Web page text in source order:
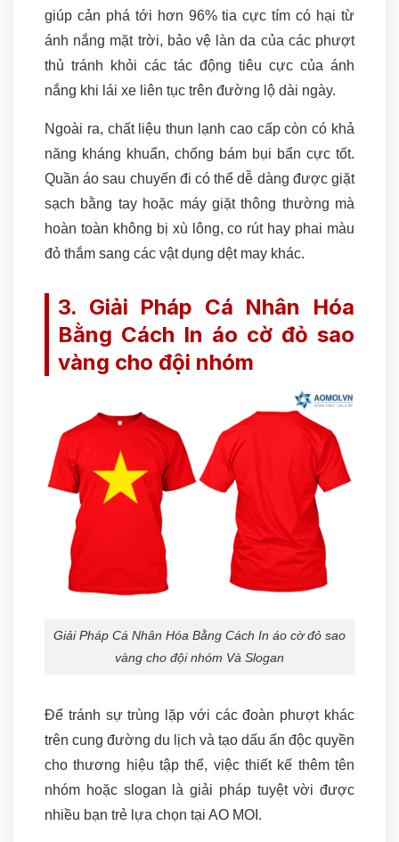
giúp cản phá tới hơn 96% tia cực tím có hại từ
ánh nắng mặt trời, bảo vệ làn da của các phượt
thủ tránh khỏi các tác động tiêu cực của ánh
nắng khi lái xe liên tục trên đường lộ dài ngày.
Ngoài ra, chất liệu thun lạnh cao cấp còn có khả
năng kháng khuẩn, chống bám bụi bẩn cực tốt.
Quần áo sau chuyến đi có thể dễ dàng được giặt
sạch bằng tay hoặc máy giặt thông thường mà
hoàn toàn không bị xù lông, co rút hay phai màu
đỏ thắm sang các vật dụng dệt may khác.
3. Giải Pháp Cá Nhân Hóa
Bằng Cách In áo cờ đỏ sao
vàng cho đội nhóm
Giải Pháp Cá Nhân Hóa Bằng Cách In áo cờ đỏ sao
vàng cho đội nhóm Và Slogan
Để tránh sự trùng lặp với các đoàn phượt khác
trên cung đường du lịch và tạo dấu ấn độc quyền
cho thương hiệu tập thể, việc thiết kế thêm tên
nhóm hoặc slogan là giải pháp tuyệt vời được
nhiều bạn trẻ lựa chọn tại AO MOI.